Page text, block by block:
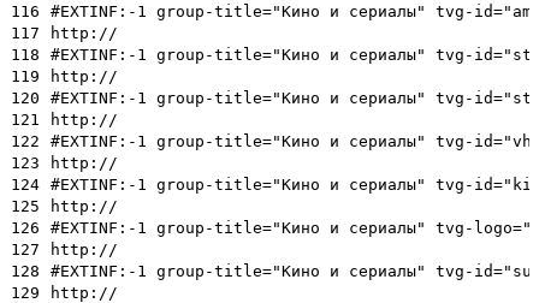
116
#EXTINF:-1 group-title="Кино и сериалы" tvg-
117
http://
118
#EXTINF:-1 group-title="Кино и сериалы" tvg-
119
http://
120
#EXTINF:-1 group-title="Кино и сериалы" tvg-
121
http://
122
#EXTINF:-1 group-title="Кино и сериалы" tvg-
123
http://
124 #EXTINF:-1 group-title="Кино и сериалы" tvg-
125
http://
126
#EXTINF:-1 group-title="Кино и сериалы" tvg-
127
http://
128
#EXTINF:-1 group-title="Кино и сериалы" tvg-
129
http://